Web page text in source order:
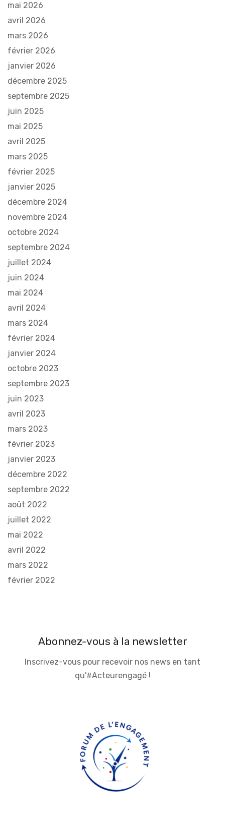
mai 2026
avril 2026
mars 2026
février 2026
janvier 2026
décembre 2025
septembre 2025
juin 2025
mai 2025
avril 2025
mars 2025
février 2025
janvier 2025
décembre 2024
novembre 2024
octobre 2024
septembre 2024
juillet 2024
juin 2024
mai 2024
avril 2024
mars 2024
février 2024
janvier 2024
octobre 2023
septembre 2023
juin 2023
avril 2023
mars 2023
février 2023
janvier 2023
décembre 2022
septembre 2022
août 2022
juillet 2022
mai 2022
avril 2022
mars 2022
février 2022
Abonnez-vous à la newsletter
Inscrivez-vous pour recevoir nos news en tant
qu'#Acteurengagé !